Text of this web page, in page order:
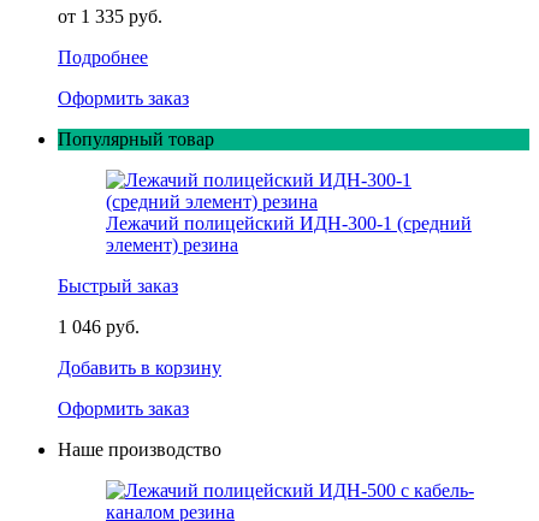
от 1 335 руб.
Подробнее
Оформить заказ
Популярный товар
Лежачий полицейский ИДН-300-1 (средний
элемент) резина
Быстрый заказ
1 046 руб.
Добавить в корзину
Оформить заказ
Наше производство